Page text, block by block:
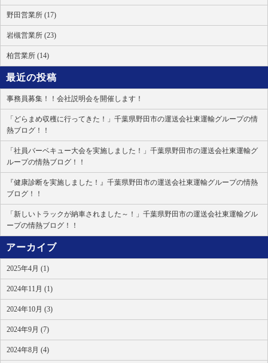
野田営業所 (17)
岩槻営業所 (23)
柏営業所 (14)
最近の投稿
事務員募集！！会社説明会を開催します！
「どらまめ収穫に行ってきた！」千葉県野田市の運送会社東運輸グループの情
熱ブログ！！
「社員バーベキュー大会を実施しました！」千葉県野田市の運送会社東運輸グ
ループの情熱ブログ！！
『健康診断を実施しました！』千葉県野田市の運送会社東運輸グループの情熱
ブログ！！
「新しいトラックが納車されました～！」千葉県野田市の運送会社東運輸グル
ープの情熱ブログ！！
アーカイブ
2025年4月 (1)
2024年11月 (1)
2024年10月 (3)
2024年9月 (7)
2024年8月 (4)